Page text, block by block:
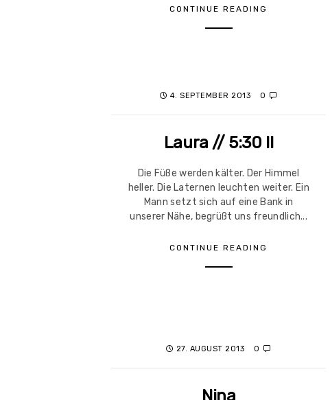
CONTINUE READING
4. SEPTEMBER 2013 0
Laura // 5:30 II
Die Füße werden kälter. Der Himmel
heller. Die Laternen leuchten weiter. Ein
Mann setzt sich auf eine Bank in
unserer Nähe, begrüßt uns freundlich...
CONTINUE READING
27. AUGUST 2013 0
Nina